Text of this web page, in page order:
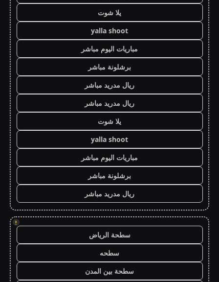
يلا شوت
yalla shoot
مباريات اليوم مباشر
برشلونة مباشر
ريال مدريد مباشر
ريال مدريد مباشر
يلا شوت
yalla shoot
مباريات اليوم مباشر
برشلونة مباشر
ريال مدريد مباشر
!
سطحة الرياض
سطحه
سطحة بين المدن